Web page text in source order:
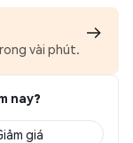
vài phút.
nay?
giá